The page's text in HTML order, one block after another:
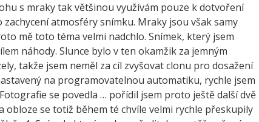
s mraky tak většinou využívám pouze k dotvoření
atmosféry snímku. Mraky jsou však samy
mě toto téma velmi nadchlo. Snímek, který jsem
náhody. Slunce bylo v ten okamžik za jemným
takže jsem neměl za cíl zvyšovat clonu pro dosažení
na programovatelnou automatiku, rychle jsem
se povedla … pořídil jsem proto ještě další dvě
obloze se totiž během té chvíle velmi rychle přeskupily